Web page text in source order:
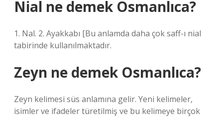
Nial ne demek Osmanlıca?
1. Nal. 2. Ayakkabı [Bu anlamda daha çok saff-ı nial
tabirinde kullanılmaktadır.
Zeyn ne demek Osmanlıca?
Zeyn kelimesi süs anlamına gelir. Yeni kelimeler,
isimler ve ifadeler türetilmiş ve bu kelimeye birçok